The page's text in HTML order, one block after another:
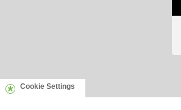
Cookie Settings